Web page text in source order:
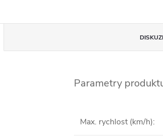
Parametry
Max. rychlost (km/h):